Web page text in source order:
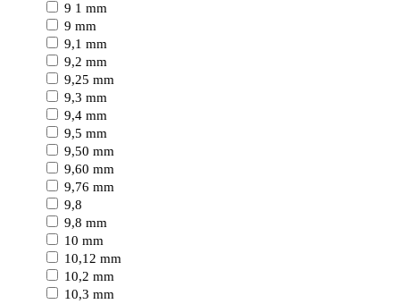
9 1 mm
9 mm
9,1 mm
9,2 mm
9,25 mm
9,3 mm
9,4 mm
9,5 mm
9,50 mm
9,60 mm
9,76 mm
9,8
9,8 mm
10 mm
10,12 mm
10,2 mm
10,3 mm